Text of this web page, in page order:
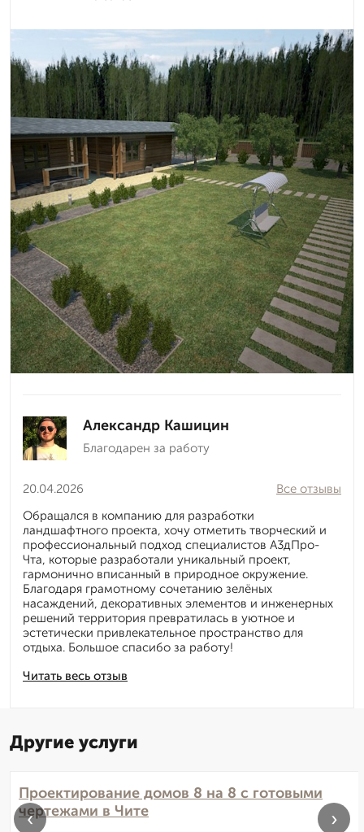
Александр Кашицин
Благодарен за работу
20.04.2026
Читать весь отзыв
Все отзывы
Обращался в компанию для разработки
ландшафтного проекта, хочу отметить творческий и
профессиональный подход специалистов А3дПро-
Чта, которые разработали уникальный проект,
гармонично вписанный в природное окружение.
Благодаря грамотному сочетанию зелёных
насаждений, декоративных элементов и инженерных
решений территория превратилась в уютное и
эстетически привлекательное пространство для
отдыха. Большое спасибо за работу!
Другие услуги
Проектирование домов 8 на 8 с готовыми
чертежами в Чите
‹ ›